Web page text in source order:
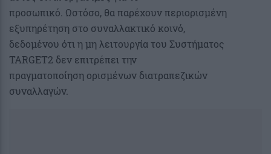
προσωπικό. Ωστόσο, θα παρέχουν περιορισμένη
εξυπηρέτηση στο συναλλακτικό κοινό,
δεδομένου ότι η μη λειτουργία του Συστήματος
TARGET2 δεν επιτρέπει την
πραγματοποίηση ορισμένων διατραπεζικών
συναλλαγών.